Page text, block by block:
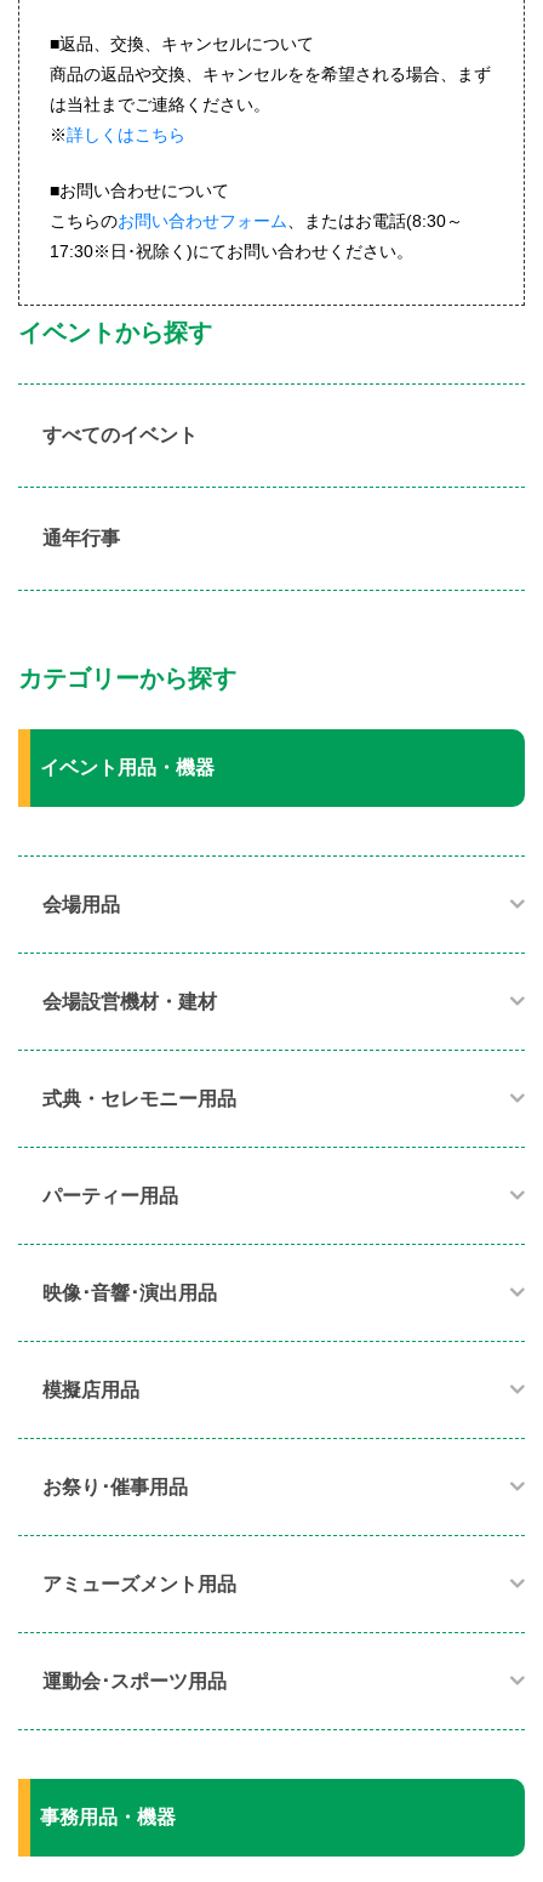
イベントから探す
すべてのイベント
通年行事
カテゴリーから探す
イベント用品・機器
会場用品
会場設営機材・建材
式典・セレモニー用品
パーティー用品​
映像･音響･演出用品​
模擬店用品​
お祭り･催事用品​
アミューズメント用品​
運動会･スポーツ用品​
事務用品・機器
■返品、交換、キャンセルについて
商品の返品や交換、キャンセルをを希望される場合、まず
は当社までご連絡ください。
※詳しくはこちら
■お問い合わせについて
こちらのお問い合わせフォーム 、またはお電話(8:30～
17:30※日･祝除く)にてお問い合わせください。